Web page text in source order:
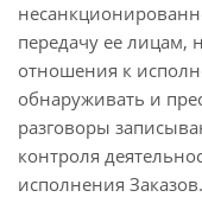
передачу ее лицам,
отношения к
обнаруживать и
разговоры
контроля
исполнения Заказов.